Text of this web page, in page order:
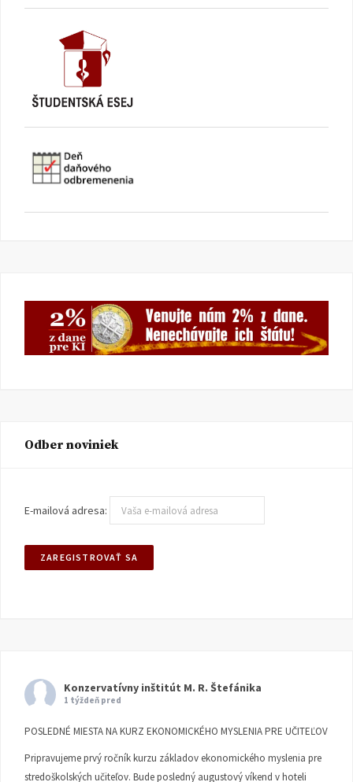
Odber noviniek
E-mailová adresa:
Konzervatívny inštitút M. R. Štefánika
1 týždeň pred
POSLEDNÉ MIESTA NA KURZ EKONOMICKÉHO MYSLENIA PRE UČITEĽOV
Pripravujeme prvý ročník kurzu základov ekonomického myslenia pre
stredoškolských učiteľov. Bude posledný augustový víkend v hoteli